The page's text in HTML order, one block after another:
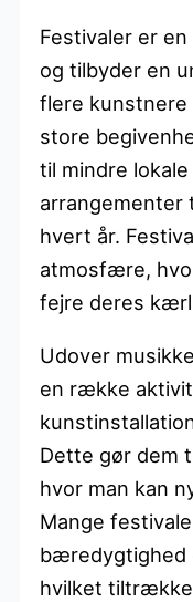
Festivaler er
og tilbyder en
flere kunstnere
store
til mindre
arrangementer
hvert år.
atmosfære,
fejre deres
Udover
en række
Dette gør dem
hvor man kan
Mange
bæredygtighed
hvilket